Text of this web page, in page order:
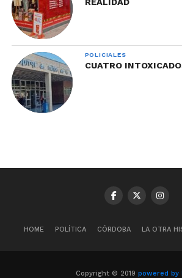
REALIDAD
POLICIALES
CUATRO
HOME POLÍTICA CÓRDOBA LA OTRA
Copyright © 2019 powered by